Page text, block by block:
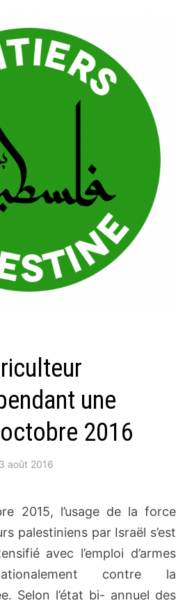
une
2016
août 2016
2015, l’usage de la force
palestiniens par Israël s’est
avec l’emploi d’armes
contre la
Selon l’état bi- annuel des